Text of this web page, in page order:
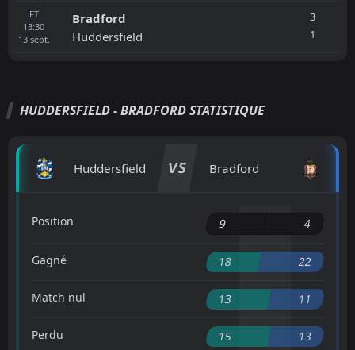
FT
13:30
13 sept.
Bradford
Huddersfield
3
1
HUDDERSFIELD - BRADFORD STATISTIQUE
Huddersfield VS Bradford
Position 9 4
Gagné 18 22
Match nul 13 11
Perdu 15 13